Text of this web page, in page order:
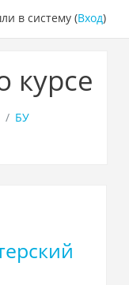
в систему (Вход)
курсе
БУ